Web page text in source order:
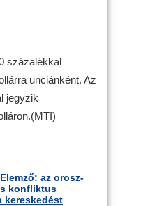
százalékkal
unciánként. Az
jegyzik
az orosz-
konfliktus
kereskedést